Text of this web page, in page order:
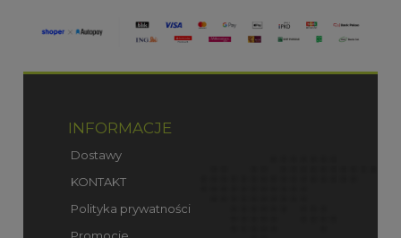
INFORMACJE
Dostawy
KONTAKT
Polityka prywatności
Promocje